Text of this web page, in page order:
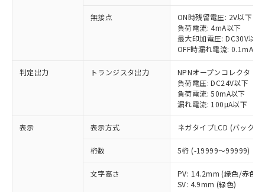
無接点
ON時残留電圧: 2V以下
負荷電流: 4mA以下
最大印加電圧: DC30V以下
OFF時漏れ電流: 0.1mA以
判定出力 トランジスタ出力
NPNオープンコレクタ
負荷電圧: DC24V以下
負荷電流: 50mA以下
漏れ電流: 100µA以下
表示 表示方式 ネガタイプLCD (バック
桁数 5桁 (-19999～99999)
文字高さ
PV: 14.2mm (緑色/赤色
SV: 4.9mm (緑色)
以下の条件をお読みいただき、同意のうえ
本サービスは、当社制御機器事業取扱
商品の当社在庫状況および標準価格
(税抜)を提供させていただくもので
当社制御機器事業取扱商品の中には、
ことをご了承ください。
在庫状況および標準価格照会結果は、
記載している更新日時点での社内デー
タに基づき作成されるものであり、閲
覧された時点での実際の在庫および標
準価格とは異なる場合があることをご
対応予定なし：EU RoHS指令（10物質）の
非含有に非対応の商品で、対応品を出す予
調査・確認中：EU RoHS指令（10物質）の
非含有の対応状況を調査中または確認中の
商品です。
非該当品：ライセンス料など無形物で、有
害物質有無と関係のない商品です。
仕入先様の事情により、非含有部品として
いたものが、含有品と判明した場合などや
むを得ず変更することがあります。
*EU RoHS指令（10物質）：
鉛(Pb) 1000ppm以下、 水銀(Hg) 1000ppm以下、 カド
ミウム(Cd) 100ppm以下、
六価クロム(Cr(Ⅵ)) 1000ppm以下、ポリ臭化ビフェニル
「○」：最大均質材料含有率が中国RoHSの
基準値以下であることを示します。
「×」：最大均質材料含有率が中国RoHSの
基準値を超えていることを示します。
「－」：未確認です。当社販売部門へお問
Pb(鉛) :1000ppm、 Hg(水銀) : 1000ppm、 Cd(カドミウ
為替および外国貿易法に定める商品
（以下｢規制貨物等」という）を輸出
または国外への提供する場合は、日本
国政府の輸出許可(または役務取引許
可)を取得するなどの必要な手続きを